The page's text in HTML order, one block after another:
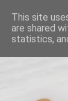
This site
are shared
statistics,